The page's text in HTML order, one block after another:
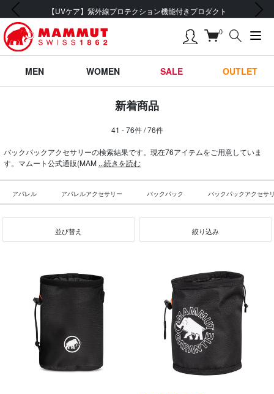
会員登録で【5,500円 (税込) 以上 送料無料】
前の画像 次の画像
0
MEN WOMEN SALE OUTLET
新着商品
41 - 76件 / 76件
バックパックアクセサリーの検索結果です。現在76アイテムをご用意していま
す。マムート公式通販(MAM ...続きを読む
アパレル アパレルアクセサリー バックパック バックパックアクセサ
並び替え 絞り込み